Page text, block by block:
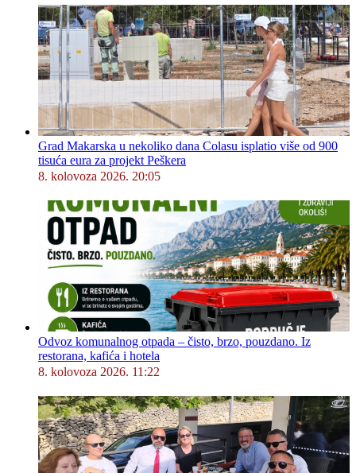
Grad Makarska u nekoliko dana Colasu isplatio više od 900
tisuća eura za projekt Peškera
8. kolovoza 2026. 20:05
Odvoz komunalnog otpada – čisto, brzo, pouzdano. Iz
restorana, kafića i hotela
8. kolovoza 2026. 11:22